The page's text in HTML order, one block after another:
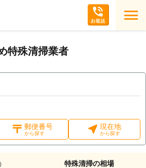
特殊清掃業者
郵便番号
から探す
現在地
から探す
特殊清掃の相場